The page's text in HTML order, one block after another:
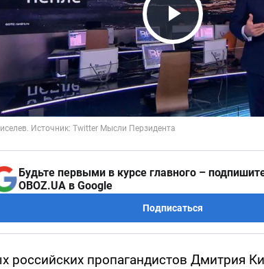
Play
Будьте первыми в курсе главного –
OBOZ.UA в Google
Подписаться
российских пропагандистов Дмитрия